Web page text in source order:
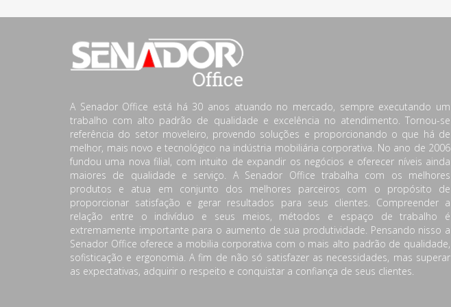
A Senador Office está há 30 anos atuando no mercado, sempre executando um
trabalho com alto padrão de qualidade e excelência no atendimento. Tornou-se
referência do setor moveleiro, provendo soluções e proporcionando o que há de
melhor, mais novo e tecnológico na indústria mobiliária corporativa. No ano de 2006
fundou uma nova filial, com intuito de expandir os negócios e oferecer níveis ainda
maiores de qualidade e serviço. A Senador Office trabalha com os melhores
produtos e atua em conjunto dos melhores parceiros com o propósito de
proporcionar satisfação e gerar resultados para seus clientes. Compreender a
relação entre o indivíduo e seus meios, métodos e espaço de trabalho é
extremamente importante para o aumento de sua produtividade. Pensando nisso a
Senador Office oferece a mobilia corporativa com o mais alto padrão de qualidade,
sofisticação e ergonomia. A fim de não só satisfazer as necessidades, mas superar
as expectativas, adquirir o respeito e conquistar a confiança de seus clientes.